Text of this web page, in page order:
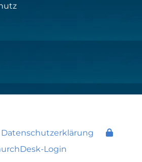
Datenschutzerklärung
Login